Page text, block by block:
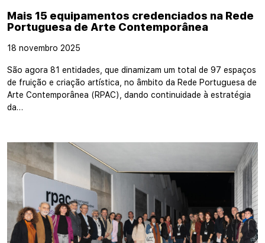
Mais 15 equipamentos credenciados na Rede
Portuguesa de Arte Contemporânea
18 novembro 2025
São agora 81 entidades, que dinamizam um total de 97 espaços
de fruição e criação artística, no âmbito da Rede Portuguesa de
Arte Contemporânea (RPAC), dando continuidade à estratégia
da…